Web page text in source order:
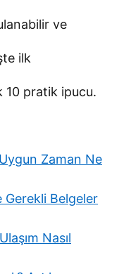
ve
ilk
pratik ipucu.
Zaman Ne
Belgeler
Nasıl